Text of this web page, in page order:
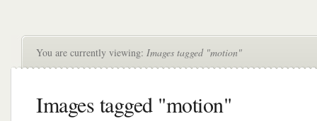
You are currently viewing: Images tagged "motion"
Images tagged "motion"